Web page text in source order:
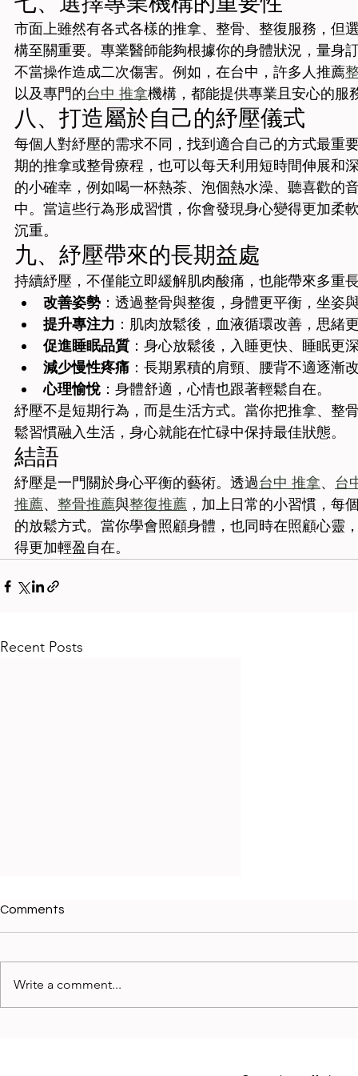
市面上雖然有各式各樣的推拿、整骨、整復服務，但
構至關重要。專業醫師能夠根據你的身體狀況，量身
不當操作造成二次傷害。例如，在台中，許多人推薦
以及專門的台中 推拿機構，都能提供專業且安心的服
八、打造屬於自己的紓壓儀式
每個人對紓壓的需求不同，找到適合自己的方式最重
期的推拿或整骨療程，也可以每天利用短時間伸展和
的小確幸，例如喝一杯熱茶、泡個熱水澡、聽喜歡的
中。當這些行為形成習慣，你會發現身心變得更加柔
沉重。
九、紓壓帶來的長期益處
持續紓壓，不僅能立即緩解肌肉酸痛，也能帶來多重
改善姿勢 ：透過整骨與整復，身體更平衡，坐姿
提升專注力 ：肌肉放鬆後，血液循環改善，思緒
促進睡眠品質 ：身心放鬆後，入睡更快、睡眠更
減少慢性疼痛 ：長期累積的肩頸、腰背不適逐漸
心理愉悅 ：身體舒適，心情也跟著輕鬆自在。
紓壓不是短期行為，而是生活方式。當你把推拿、整
鬆習慣融入生活，身心就能在忙碌中保持最佳狀態。
結語
紓壓是一門關於身心平衡的藝術。透過台中 推拿、 台
推薦、 整骨推薦與整復推薦 ，加上日常的小習慣，每
的放鬆方式。當你學會照顧身體，也同時在照顧心靈
得更加輕盈自在。
Recent Posts
Comments
Write a comment...